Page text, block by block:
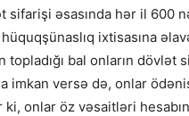
sifarişi əsasında hər il 600
ixtisasına
bal onların dövlət
imkan versə də, onlar
onlar öz vəsaitləri